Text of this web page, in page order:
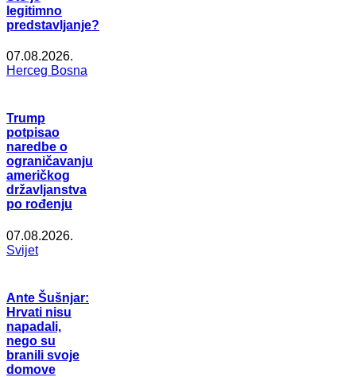
legitimno
predstavljanje?
07.08.2026.
Herceg Bosna
Trump
potpisao
naredbe o
ograničavanju
američkog
državljanstva
po rođenju
07.08.2026.
Svijet
Ante Šušnjar:
Hrvati nisu
napadali,
nego su
branili svoje
domove